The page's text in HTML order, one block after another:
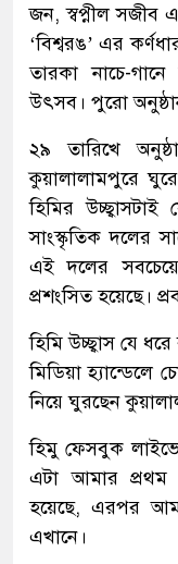
জন, স্বপ্নীল সজীব
‘বিশ্বরঙ’ এর
তারকা নাচে-
উৎসব। পুরো
২৯ তারিখে
কুয়ালালামপুরে
হিমির
সাংস্কৃতিক দলের
এই দলের
প্রশংসিত হয়েছে।
হিমি উচ্ছ্বাস যে
মিডিয়া হ্যান্ডেলে
নিয়ে ঘুরছেন
হিমু ফেসবুক
এটা আমার প্রথম
হয়েছে, এরপর
এখানে।